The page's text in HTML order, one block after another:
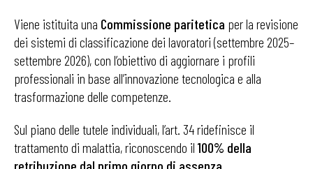
Viene istituita una Commissione paritetica per la revisione
dei sistemi di classificazione dei lavoratori (settembre 2025–
settembre 2026), con l’obiettivo di aggiornare i profili
professionali in base all’innovazione tecnologica e alla
trasformazione delle competenze.
Sul piano delle tutele individuali, l’art. 34 ridefinisce il
trattamento di malattia, riconoscendo il100% della
retribuzione dal primo giorno di assenza.